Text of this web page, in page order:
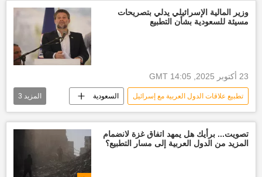
وزير المالية الإسرائيلي يدلي بتصريحات
مسيئة للسعودية بشأن التطبيع
23 أكتوبر 2025, 14:05 GMT
تطبيع علاقات الدول العربية مع إسرائيل السعودية
أخبار السعودية اليوم إسرائيل العالم
المزيد 3
تصويت... برأيك هل يمهد اتفاق غزة لانضمام
المزيد من الدول العربية إلى مسار التطبيع؟